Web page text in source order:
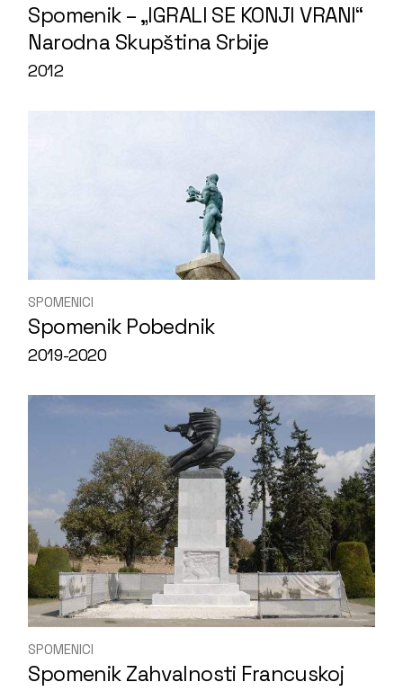
Spomenik – „IGRALI SE KONJI VRANI“
Narodna Skupština Srbije
2012
SPOMENICI
Spomenik Pobednik
2019-2020
SPOMENICI
Spomenik Zahvalnosti Francuskoj